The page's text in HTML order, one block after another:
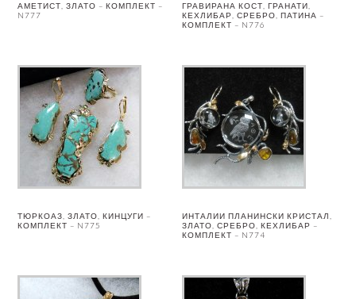
АМЕТИСТ, ЗЛАТО – КОМПЛЕКТ –
N777
ГРАВИРАНА КОСТ, ГРАНАТИ,
КЕХЛИБАР, СРЕБРО, ПАТИНА –
КОМПЛЕКТ – N776
ТЮРКОАЗ, ЗЛАТО, КИНЦУГИ –
КОМПЛЕКТ – N775
ИНТАЛИИ ПЛАНИНСКИ КРИСТАЛ,
ЗЛАТО, СРЕБРО, КЕХЛИБАР –
КОМПЛЕКТ – N774